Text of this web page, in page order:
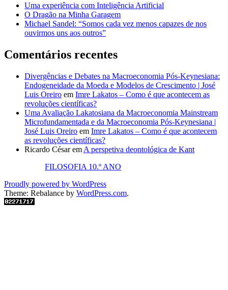
Uma experiência com Inteligência Artificial
O Dragão na Minha Garagem
Michael Sandel: “Somos cada vez menos capazes de nos
ouvirmos uns aos outros”
Comentários recentes
Divergências e Debates na Macroeconomia Pós-Keynesiana:
Endogeneidade da Moeda e Modelos de Crescimento | José
Luis Oreiro em Imre Lakatos – Como é que acontecem as
revoluções científicas?
Uma Avaliação Lakatosiana da Macroeconomia Mainstream
Microfundamentada e da Macroeconomia Pós-Keynesiana |
José Luis Oreiro em Imre Lakatos – Como é que acontecem
as revoluções científicas?
Ricardo Césarem A perspetiva deontológica de Kant
FILOSOFIA 10.º ANO
Proudly powered by WordPress
Theme: Rebalance by WordPress.com.